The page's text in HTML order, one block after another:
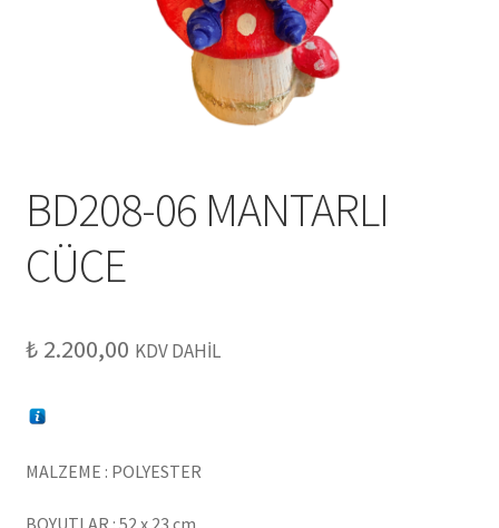
BD208-06 MANTARLI
CÜCE
₺2.200,00 KDV DAHİL
MALZEME : POLYESTER